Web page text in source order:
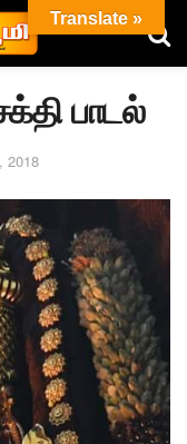
பாடல்
2018
Translate »